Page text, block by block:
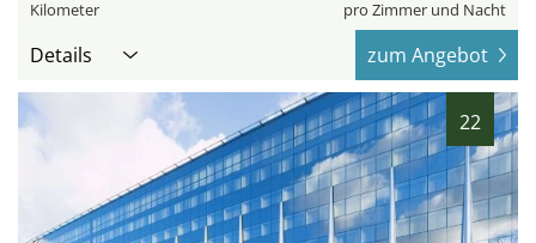
Kilometer pro Zimmer und Nacht
Details zum Angebot
22